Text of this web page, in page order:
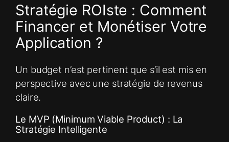
Stratégie ROIste : Comment
Financer et Monétiser Votre
Application ?
Un budget n’est pertinent que s’il est mis en
perspective avec une stratégie de revenus
claire.
Le MVP (Minimum Viable Product) : La
Stratégie Intelligente